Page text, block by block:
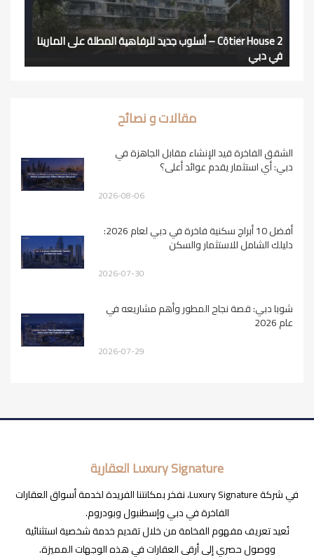
Côtier House 2 – أسلوب جديد للرفاهية المطلة على المارينا
في دبي
مقالات و نصائح
الشقق الفاخرة قيد الإنشاء مقابل الجاهزة في
دبي: أي استثمار يقدم عوائد أعلى؟
2026-08-06
أفضل 10 أبراج سكنية فاخرة في دبي لعام 2026:
دليلك الشامل للاستثمار والسكن
2026-07-30
شوبا دبي: قصة نجاح المطور وأهم مشاريعه في
عام 2026
2026-07-29
Luxury Signature العقارية
في شركة Luxury Signature، نفخر بمكانتنا الفريدة لخدمة أسواق العقارات
الفاخرة في دبي وإسطنبول وبودروم.
نُعيد تعريف مفهوم الفخامة من خلال تقديم خدمة شخصية استثنائية
ووصول حصري إلى أرقى العقارات في هذه الوجهات المميزة.